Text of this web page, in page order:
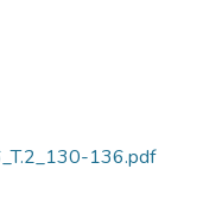
136.pdf